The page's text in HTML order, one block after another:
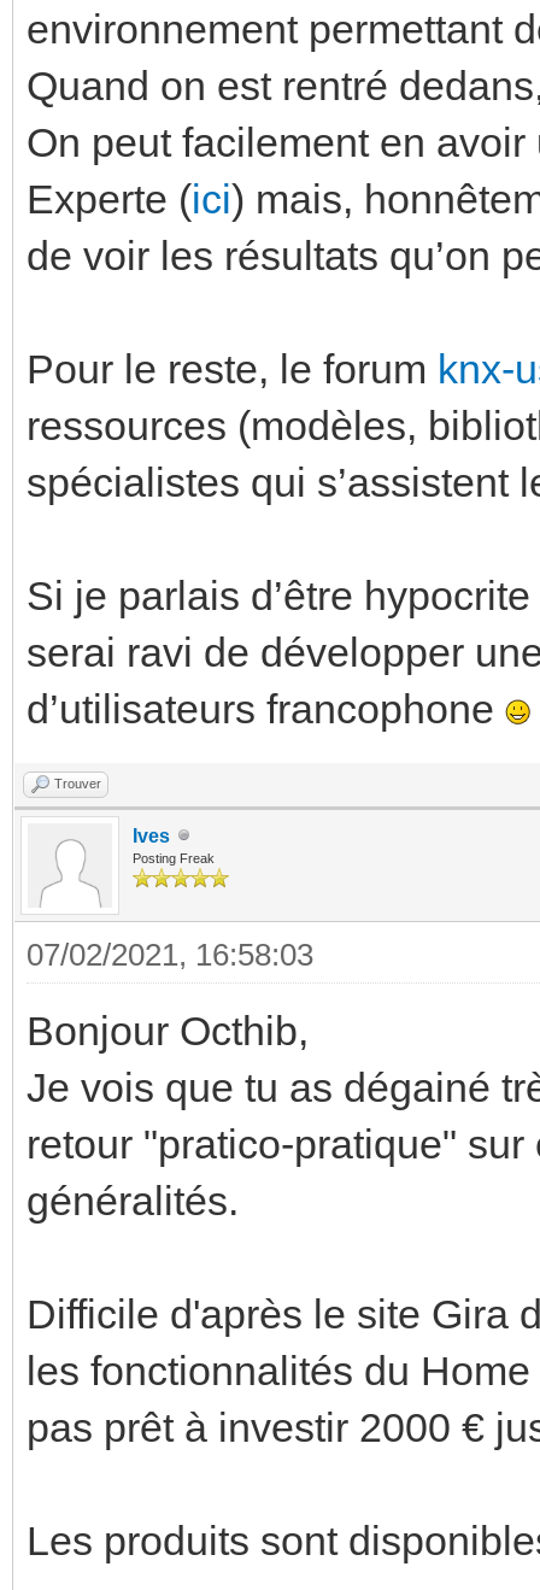
environnement permettant
Quand on est rentré
On peut facilement en
Experte (ici) mais,
de voir les résultats qu’on
Pour le reste, le forum knx-
ressources (modèles,
spécialistes qui
Si je parlais d’être
serai ravi de développer
d’utilisateurs francophone
Trouver
Ives
Posting Freak
07/02/2021, 16:58:03
Bonjour Octhib,
Je vois que tu as dégainé
retour "pratico-pratique"
généralités.
Difficile d'après le site Gira
les fonctionnalités du
pas prêt à investir 2000 €
Les produits sont